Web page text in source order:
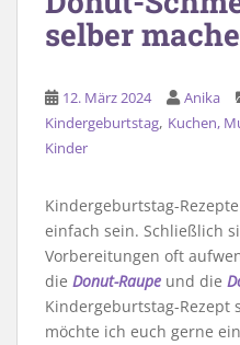
selber
12. März 2024 Anika
Kindergeburtstag, Kuchen,
Kinder
Kindergeburtstag-
einfach sein. Schließlich
Vorbereitungen oft
die Donut-Raupe und die
Kindergeburtstag-Rezept
möchte ich euch gerne